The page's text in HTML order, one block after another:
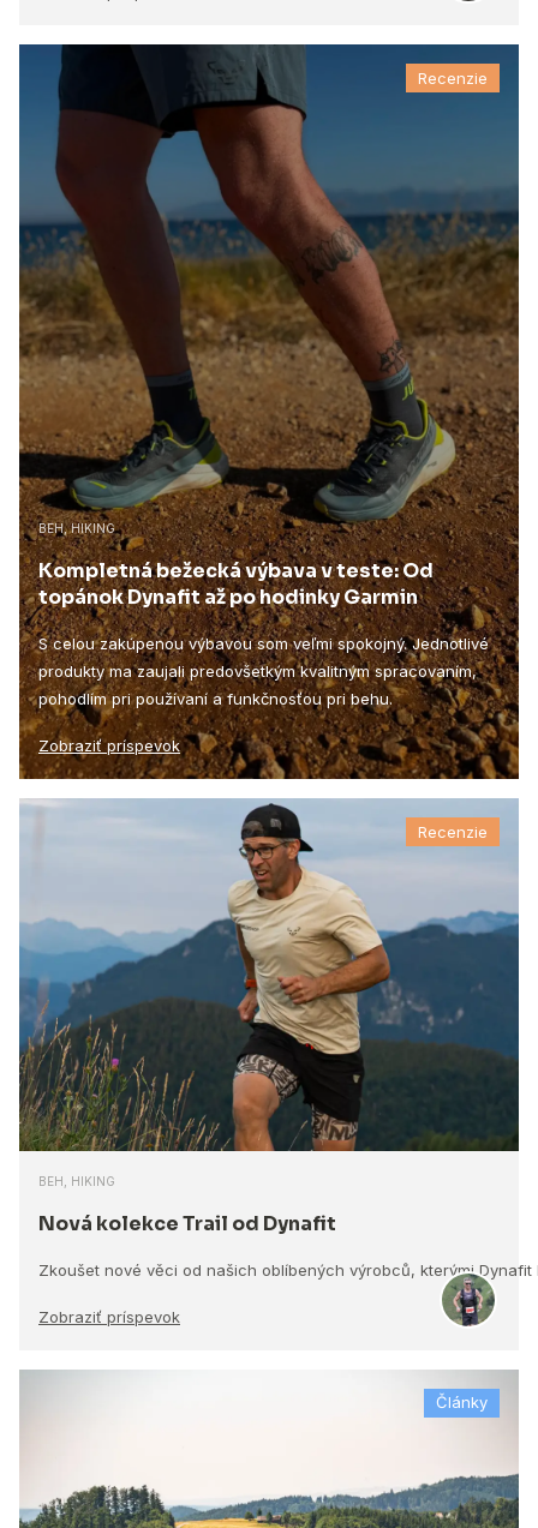
Recenzie
BEH, HIKING
Kompletná bežecká výbava v teste: Od
topánok Dynafit až po hodinky Garmin
S celou zakúpenou výbavou som veľmi spokojný. Jednotlivé
produkty ma zaujali predovšetkým kvalitným spracovaním,
pohodlím pri používaní a funkčnosťou pri behu.
Zobraziť príspevok
Recenzie
BEH, HIKING
Nová kolekce Trail od Dynafit
Zkoušet nové věci od našich oblíbených výrobců, kterými
Zobraziť príspevok
Články